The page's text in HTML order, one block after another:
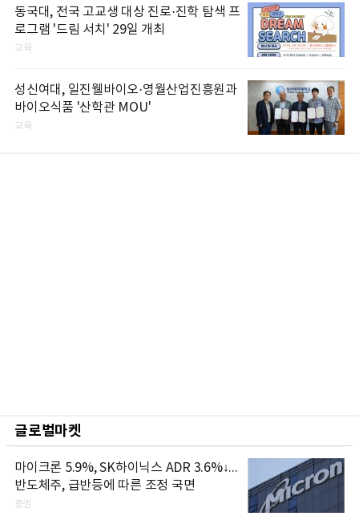
동국대, 전국 고교생 대상 진로·진학 탐색 프
로그램 '드림 서치' 29일 개최
교육
성신여대, 일진웰바이오·영월산업진흥원과
바이오식품 '산학관 MOU'
교육
글로벌마켓
마이크론 5.9%, SK하이닉스 ADR 3.6%↓...
반도체주, 급반등에 따른 조정 국면
증권